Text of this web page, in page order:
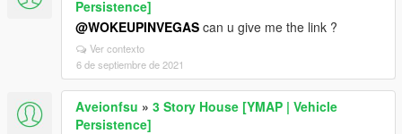
Persistence]
@WOKEUPINVEGAS can u give me the link ?
Ver contexto
6 de septiembre de 2021
Aveionfsu » 3 Story House [YMAP | Vehicle
Persistence]